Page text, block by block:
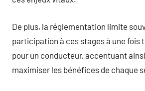
De plus, la réglementation limite
participation à ces stages à une fois
pour un conducteur, accentuant
maximiser les bénéfices de chaque